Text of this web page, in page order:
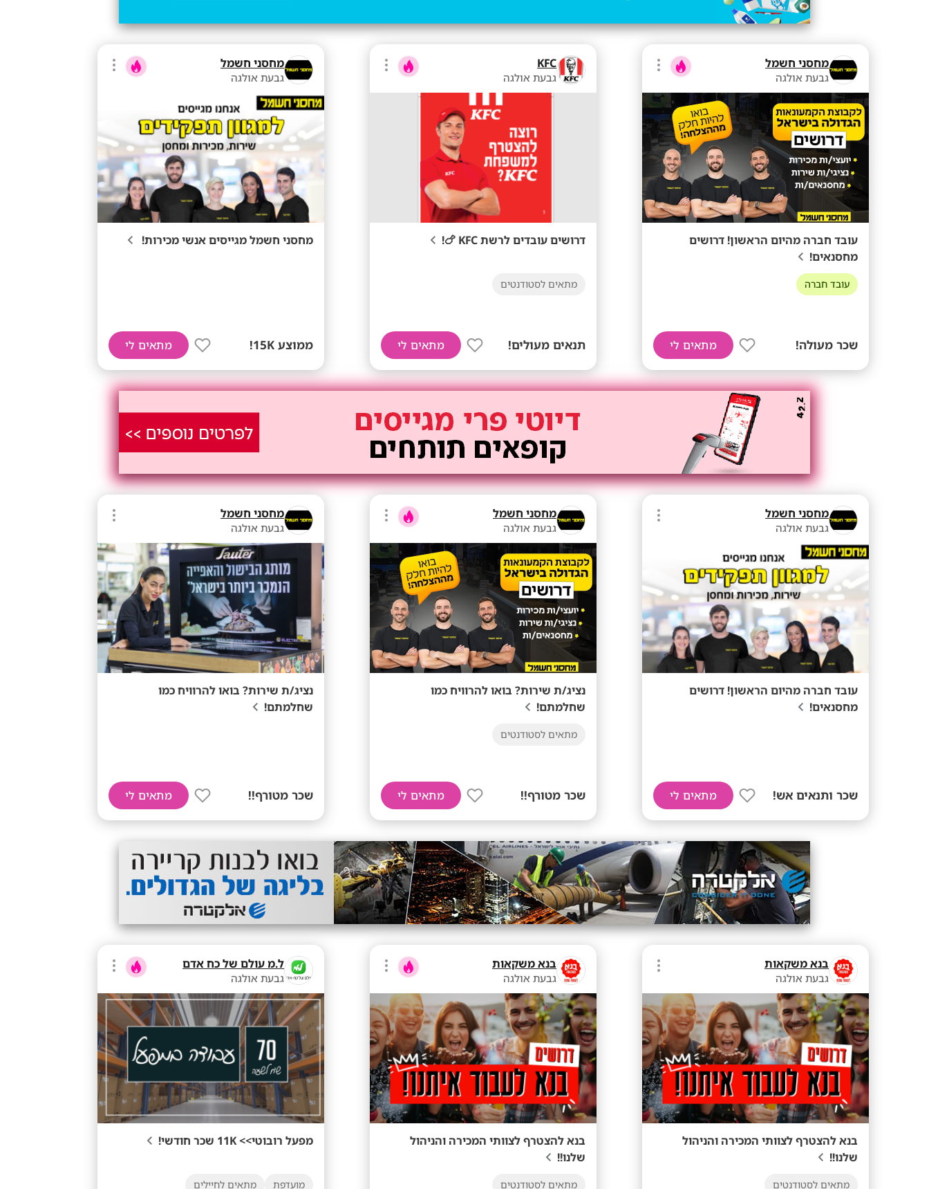
מחסני חשמל
גבעת אולגה
עובד חברה מהיום הראשון! דרושים
מחסנאים!
עובד חברה
שכר מעולה! מתאים לי
KFC
גבעת אולגה
דרושים עובדים לרשת KFC 🍗!
מתאים לסטודנטים
תנאים מעולים! מתאים לי
מחסני חשמל
גבעת אולגה
מחסני חשמל מגייסים אנשי מכירות!
ממוצע 15K! מתאים לי
מחסני חשמל
גבעת אולגה
עובד חברה מהיום הראשון! דרושים
מחסנאים!
שכר ותנאים אש! מתאים לי
מחסני חשמל
גבעת אולגה
נציג/ת שירות? בואו להרוויח כמו
שחלמתם!
מתאים לסטודנטים
שכר מטורף!! מתאים לי
מחסני חשמל
גבעת אולגה
נציג/ת שירות? בואו להרוויח כמו
שחלמתם!
שכר מטורף!! מתאים לי
בנא משקאות
גבעת אולגה
בנא להצטרף לצוותי המכירה והניהול
שלנו!!
מתאים לסטודנטים
בנא משקאות
גבעת אולגה
בנא להצטרף לצוותי המכירה והניהול
שלנו!!
מתאים לסטודנטים
ל.מ עולם של כח אדם
גבעת אולגה
מפעל רובוטי>> 11K שכר חודשי!
מועדפת מתאים לחיילים